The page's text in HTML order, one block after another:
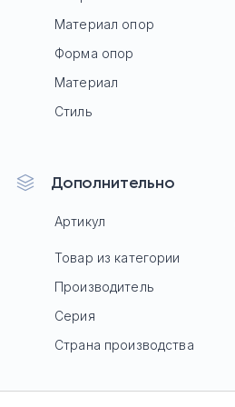
Материал опор
Форма опор
Материал
Стиль
Дополнительно
Артикул
Товар из категории
Производитель
Серия
Страна производства